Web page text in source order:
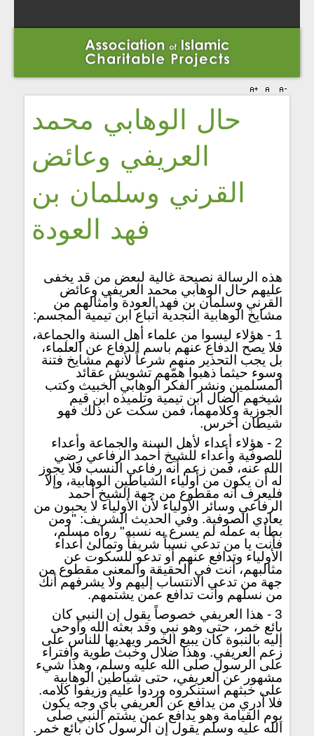
حال الوهابي محمد
العريفي وعائض
القرني وسلمان بن
فهد العودة
هذه الرسالة نصيحة غالية لبعض من قد يخفی
عليهم حال الوهابي محمد العريفي وعائض
القرني وسلمان بن فهد العودة وأمثالهم من
مشايخ الوهابية النجدية أتباع ابن تيمية المجسم:
1 - هؤلاء ليسوا من علماء أهل السنة والجماعة،
فلا يصح الدفاع عنهم باسم الدفاع عن العلماء،
بل يجب التحذير منهم شرعاً لأنهم مشايخ فتنة
وسوء حيثما ذهبوا همّهم تشويش عقائد
المسلمين ونشر الفكر الوهابي الخبيث وكتب
شيخهم الضال ابن تيمية وتلميذه ابن قيم
الجوزية وكلامهما، فمن سكت عن ذلك فهو
شيطان اخرس.
2 - هؤلاء أعداء لأهل السنة والجماعة وأعداء
للصوفية وأعداء للشيخ أحمد الرفاعي رضي
الله عنه، فمن زعم أنه رفاعي النسب فلا يجوز
له أن يكون من أولياء الشياطين الوهابية، وإلا
فليعرف أنه مقطوع من جهة الشيخ أحمد
الرفاعي وسائر الأولياء لأن الأولياء لا يحبون من
يعادي الصوفية. وفي الحديث الشريف: "ومن
بطأ به عمله لم يسرع به نسبه" رواه مسلم،
فأنت يا من تدعي نسباً شريفاً وتمالئ أعداء
الأولياء وتدافع عنهم أو تدعو للسكوت عن
مثالبهم، أنت في الحقيقة والمعنى مقطوع من
جهة من تدعي الانتساب إليهم ولا يشرفهم أنك
من نسلهم وأنت تدافع عمن يشتمهم.
3 - هذا العريفي خصوصاً يقول إن النبي كان
بائع خمر، حتى وهو نبي وقد بعثه الله وأوحى
إليه بالنبوة كان يبيع الخمر ويهديها للناس على
زعم العريفي. وهذا ضلال وخبث طوية وافتراء
على الرسول صلى الله عليه وسلم، وهذا شيء
مشهور عن العريفي، حتى شياطين الوهابية
على خبثهم استنكروه وردوا عليه وزيفوا كلامه.
فلا أدري من يدافع عن العريفي بأي وجه يكون
يوم القيامة وهو يدافع عمن يشتم النبي صلى
الله عليه وسلم يقول إن الرسول كان بائع خمر.